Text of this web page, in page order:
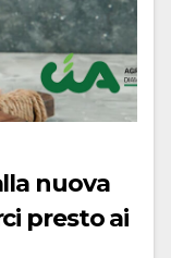
nuova
presto ai